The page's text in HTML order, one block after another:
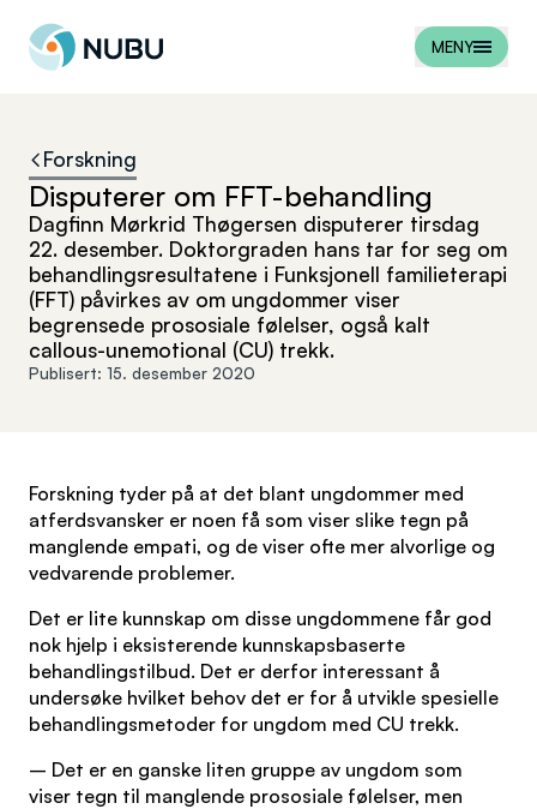
Til forsiden
MENY
Forskning
Disputerer om FFT-behandling
Dagfinn Mørkrid Thøgersen disputerer tirsdag
22. desember. Doktorgraden hans tar for seg om
behandlingsresultatene i Funksjonell familieterapi
(FFT) påvirkes av om ungdommer viser
begrensede prososiale følelser, også kalt
callous-unemotional (CU) trekk.
Publisert: 15. desember 2020
Forskning tyder på at det blant ungdommer med
atferdsvansker er noen få som viser slike tegn på
manglende empati, og de viser ofte mer alvorlige og
vedvarende problemer.
Det er lite kunnskap om disse ungdommene får god
nok hjelp i eksisterende kunnskapsbaserte
behandlingstilbud. Det er derfor interessant å
undersøke hvilket behov det er for å utvikle spesielle
behandlingsmetoder for ungdom med CU trekk.
– Det er en ganske liten gruppe av ungdom som
viser tegn til manglende prososiale følelser, men